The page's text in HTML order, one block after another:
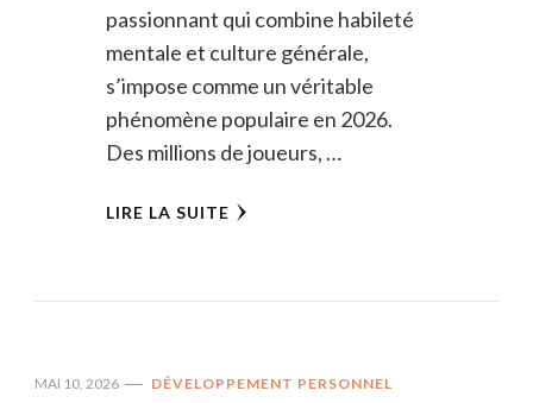
passionnant qui combine habileté
mentale et culture générale,
s’impose comme un véritable
phénomène populaire en 2026.
Des millions de joueurs, …
LIRE LA SUITE
MAI 10, 2026 DÉVELOPPEMENT PERSONNEL